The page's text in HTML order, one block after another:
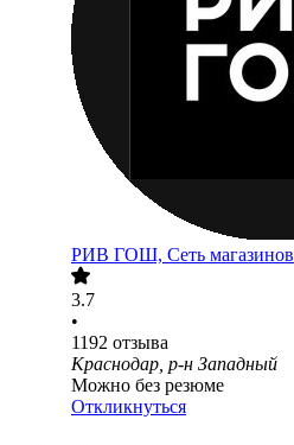
РИВ ГОШ, Сеть магазинов
3.7
•
1192 отзыва
Краснодар, р-н Западный
Можно без резюме
Откликнуться